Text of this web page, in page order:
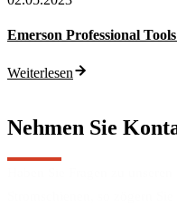
Emerson Professional
Weiterlesen
Nehmen Sie